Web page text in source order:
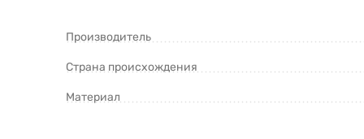
Производитель
Страна происхождения
Материал